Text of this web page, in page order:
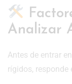
Analizar
Antes de entrar
rígidos, responde